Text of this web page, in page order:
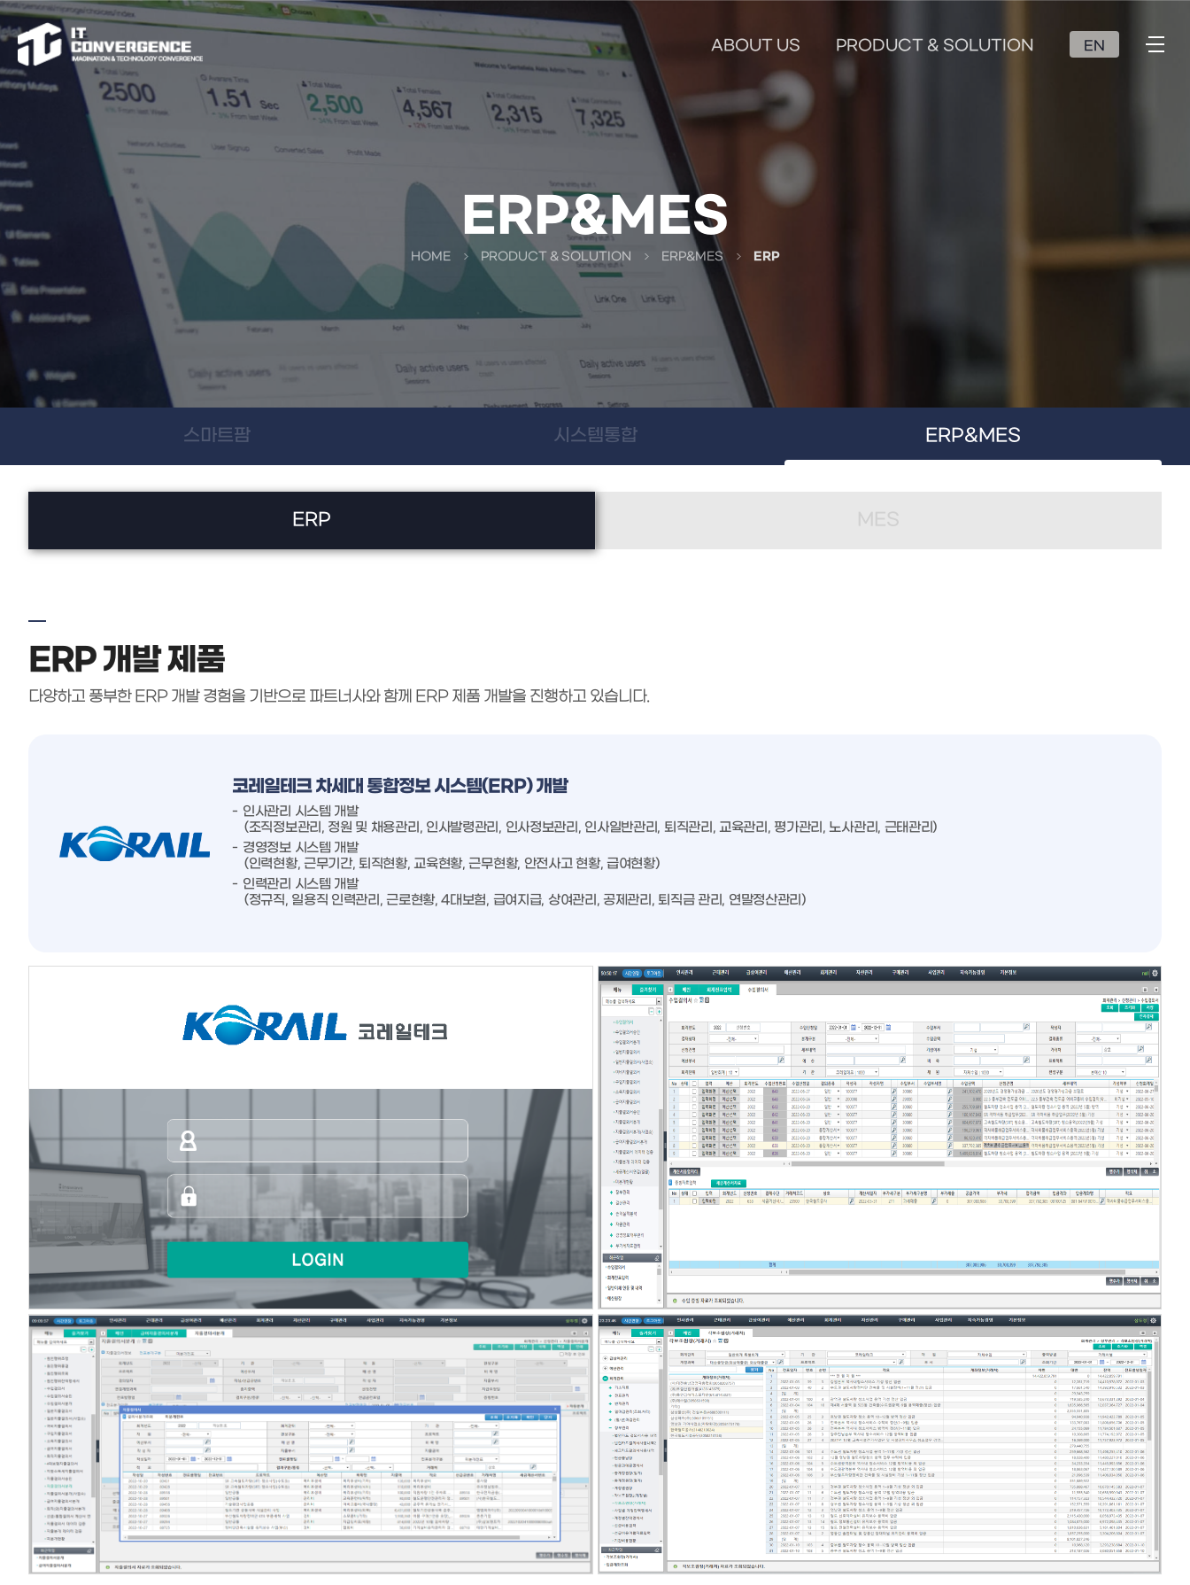
ABOUT US PRODUCT & SOLUTION EN
ERP&MES
HOME PRODUCT & SOLUTION ERP&MES ERP
스마트팜 시스템통합 ERP&MES
ERP
ERP 개발 제품
다양하고 풍부한 ERP 개발 경험을 기반으로 파트너사와 함께 ERP 제품 개발을 진행하고 있습니다.
코레일테크 차세대 통합정보 시스템(ERP) 개발
인사관리 시스템 개발
(조직정보관리, 정원 및 채용관리, 인사발령관리, 인사정보관리, 인사일반관리, 퇴직관리, 교육관리, 평가관리, 노사관리, 근태관리)
경영정보 시스템 개발
(인력현황, 근무기간, 퇴직현황, 교육현황, 근무현황, 안전사고 현황, 급여현황)
인력관리 시스템 개발
(정규직, 일용직 인력관리, 근로현황, 4대보험, 급여지급, 상여관리, 공제관리, 퇴직금 관리, 연말정산관리)